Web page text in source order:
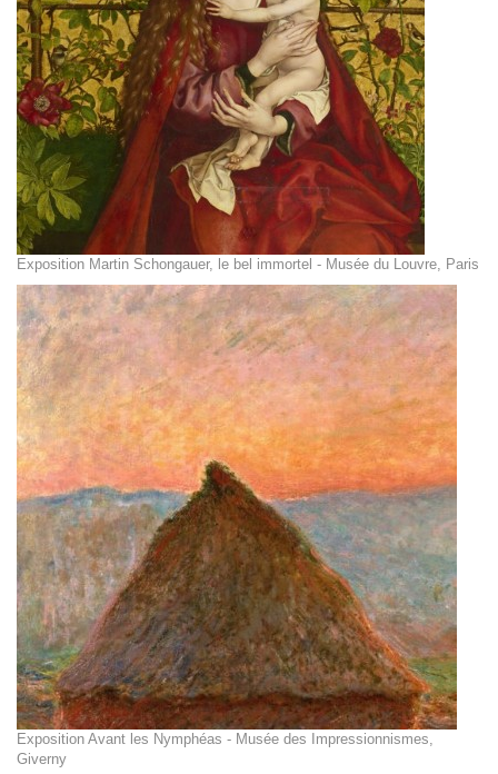
Exposition Martin Schongauer, le bel immortel - Musée du Louvre, Paris
Exposition Avant les Nymphéas - Musée des Impressionnismes,
Giverny